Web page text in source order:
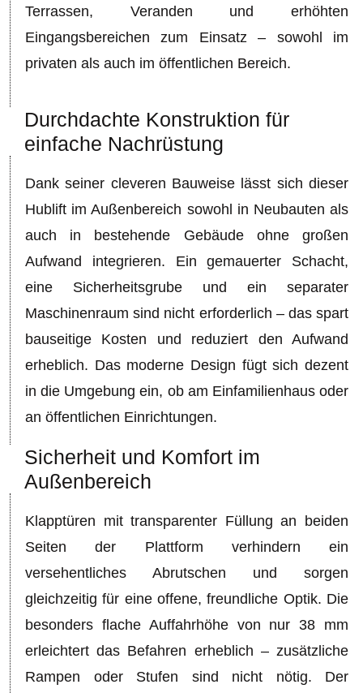
Terrassen, Veranden und erhöhten
Eingangsbereichen zum Einsatz – sowohl im
privaten als auch im öffentlichen Bereich.
Durchdachte Konstruktion für
einfache Nachrüstung
Dank seiner cleveren Bauweise lässt sich dieser
Hublift im Außenbereich sowohl in Neubauten als
auch in bestehende Gebäude ohne großen
Aufwand integrieren. Ein gemauerter Schacht,
eine Sicherheitsgrube und ein separater
Maschinenraum sind nicht erforderlich – das spart
bauseitige Kosten und reduziert den Aufwand
erheblich. Das moderne Design fügt sich dezent
in die Umgebung ein, ob am Einfamilienhaus oder
an öffentlichen Einrichtungen.
Sicherheit und Komfort im
Außenbereich
Klapptüren mit transparenter Füllung an beiden
Seiten der Plattform verhindern ein
versehentliches Abrutschen und sorgen
gleichzeitig für eine offene, freundliche Optik. Die
besonders flache Auffahrhöhe von nur 38 mm
erleichtert das Befahren erheblich – zusätzliche
Rampen oder Stufen sind nicht nötig. Der